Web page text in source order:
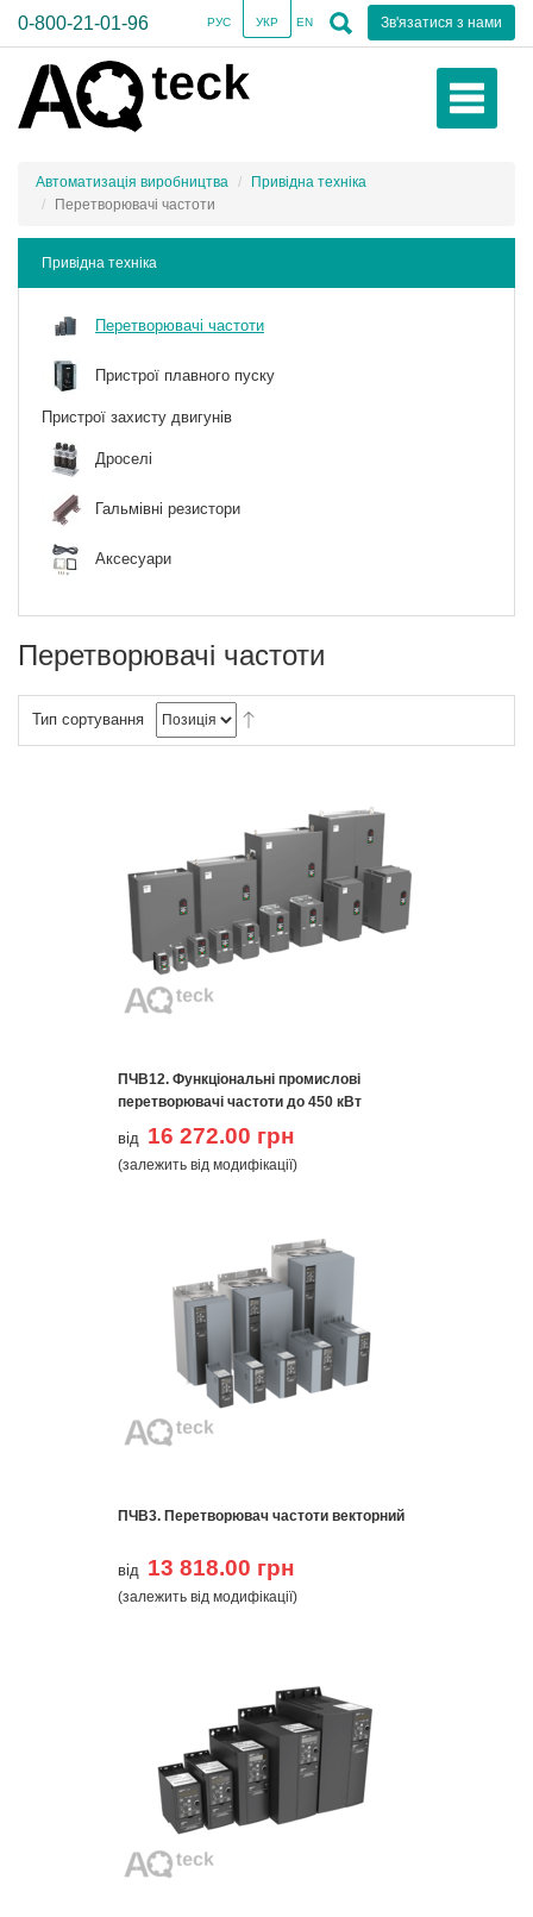
0-800-21-01-96 Зв'язатися з нами
РУС УКР EN
Автоматизація виробництва
Привідна техніка
Перетворювачі частоти
Привідна техніка
Перетворювачі частоти
Пристрої плавного пуску
Пристрої захисту двигунів
Дроселі
Гальмівні резистори
Аксесуари
Перетворювачі частоти
Тип сортування
ПЧВ12. Функціональні промислові
перетворювачі частоти до 450 кВт
від 16 272.00 грн
(залежить від модифікації)
ПЧВ3. Перетворювач частоти векторний
від 13 818.00 грн
(залежить від модифікації)